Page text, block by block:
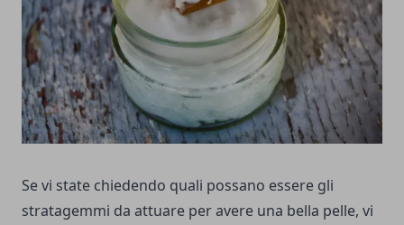
Se vi state chiedendo quali possano essere gli
stratagemmi da attuare per avere una bella pelle, vi